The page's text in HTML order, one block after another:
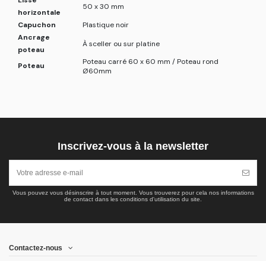
horizontale
50 x 30 mm
Capuchon
Plastique noir
Ancrage
poteau
À sceller ou sur platine
Poteau
Poteau carré 60 x 60 mm / Poteau rond
Ø60mm
Inscrivez-vous à la newsletter
Vous pouvez vous désinscrire à tout moment. Vous trouverez pour cela nos informations
de contact dans les conditions d'utilisation du site.
Contactez-nous